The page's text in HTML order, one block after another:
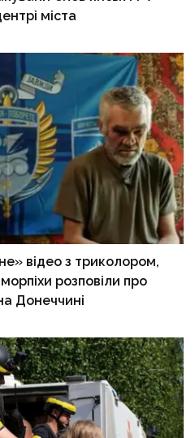
міста
відео з триколором,
розповіли про
Донеччині